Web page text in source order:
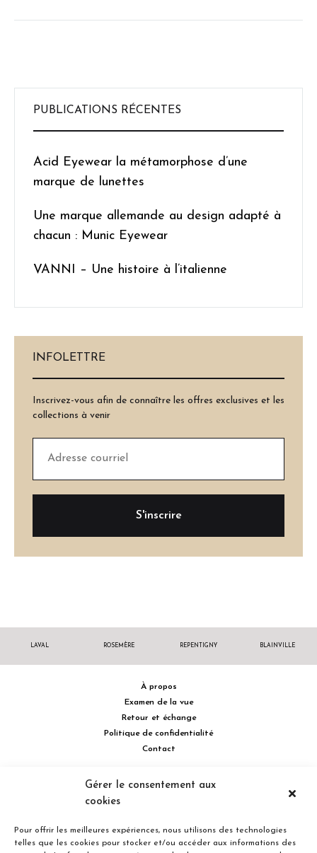
Gérer le consentement aux
cookies
Pour offrir les meilleures expériences, nous utilisons des technologies
telles que les cookies pour stocker et/ou accéder aux informations des
PUBLICATIONS RÉCENTES
Acid Eyewear la métamorphose d’une
marque de lunettes
Une marque allemande au design adapté à
chacun : Munic Eyewear
VANNI – Une histoire à l’italienne
INFOLETTRE
Inscrivez-vous afin de connaître les offres exclusives et les
collections à venir
LAVAL ROSEMÈRE REPENTIGNY BLAINVILLE
À propos
Examen de la vue
Retour et échange
Politique de confidentialité
Contact
514 732.0222
Concorde Est, Laval, Québec H7G 2E4 Canada